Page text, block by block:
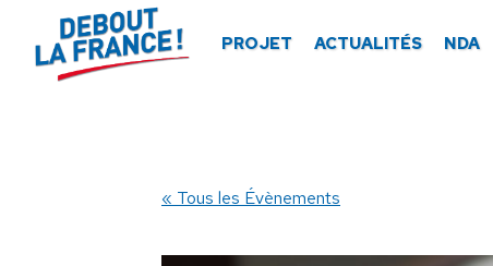
PROJET ACTUALITÉS NDA
« Tous les Évènements
Panneau de gestion des cookies